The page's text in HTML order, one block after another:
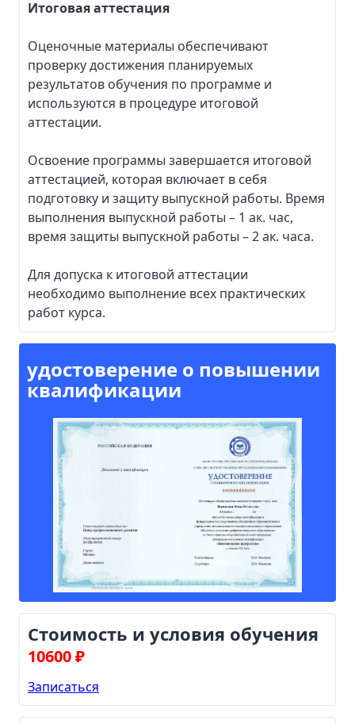
Итоговая аттестация
Оценочные материалы обеспечивают
проверку достижения планируемых
результатов обучения по программе и
используются в процедуре итоговой
аттестации.
Освоение программы завершается итоговой
аттестацией, которая включает в себя
подготовку и защиту выпускной работы. Время
выполнения выпускной работы – 1 ак. час,
время защиты выпускной работы – 2 ак. часа.
Для допуска к итоговой аттестации
необходимо выполнение всех практических
работ курса.
удостоверение о повышении
квалификации
Стоимость и условия обучения
10600 ₽
Записаться